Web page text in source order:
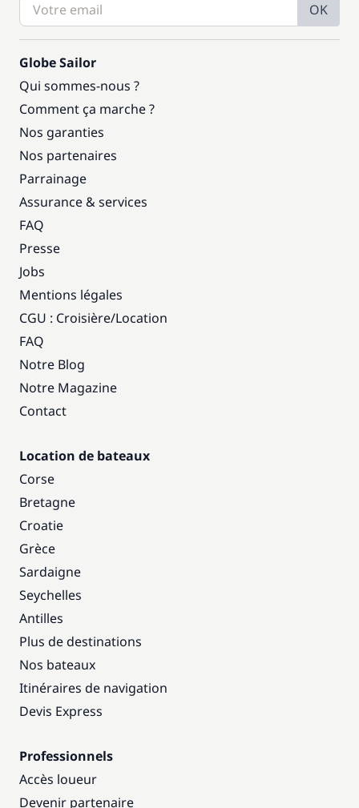
OK
Globe Sailor
Qui sommes-nous ?
Comment ça marche ?
Nos garanties
Nos partenaires
Parrainage
Assurance & services
FAQ
Presse
Jobs
Mentions légales
CGU : Croisière/Location
FAQ
Notre Blog
Notre Magazine
Contact
Location de bateaux
Corse
Bretagne
Croatie
Grèce
Sardaigne
Seychelles
Antilles
Plus de destinations
Nos bateaux
Itinéraires de navigation
Devis Express
Professionnels
Accès loueur
Devenir partenaire